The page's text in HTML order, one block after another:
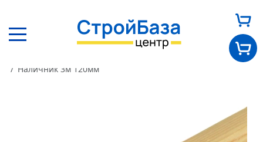
О нас
Наличник 3м 120мм